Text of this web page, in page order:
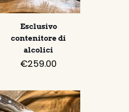
Esclusivo
contenitore di
alcolici
€259.00